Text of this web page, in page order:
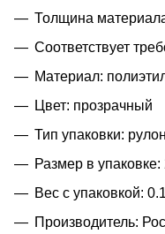
Толщина
Соответствует
Материал:
Цвет: прозрачный
Тип упаковки: рулон
Размер в
Вес с упаковкой:
Производитель: